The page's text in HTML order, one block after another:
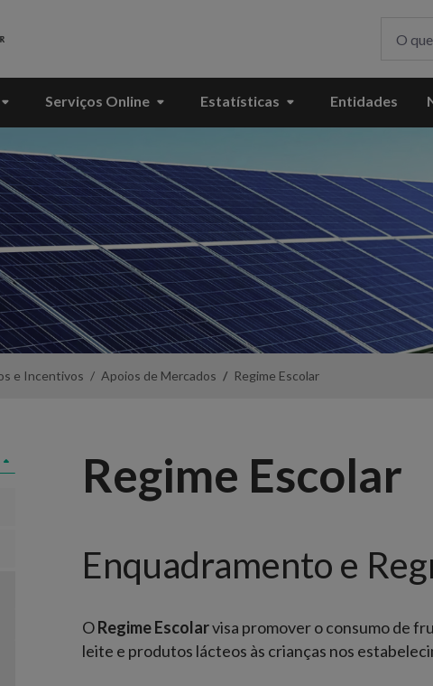
Serviços Online Estatísticas Entidades
e Incentivos Apoios de Mercados Regime Escolar
Regime Escolar
Enquadramento e
ORegime Escolarvisa promover o consumo de
leite e produtos lácteos às crianças nos